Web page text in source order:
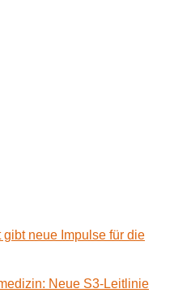
neue Impulse für die
Neue S3-Leitlinie